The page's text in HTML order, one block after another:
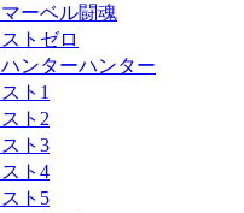
マーベル闘魂
ストゼロ
ハンターハンター
スト1
スト2
スト3
スト4
スト5